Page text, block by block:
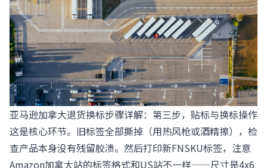
亚马逊加拿大退货换标步骤详解：第三步，贴标与换标操作
这是核心环节。旧标签全部撕掉（用热风枪或酒精擦），检
查产品本身没有残留胶渍。然后打印新FNSKU标签，注意
Amazon加拿大站的标签格式和US站不一样——尺寸是4x6